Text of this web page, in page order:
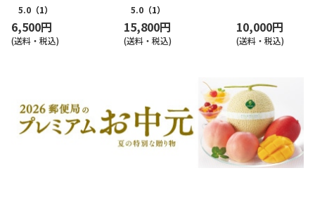
5.0 （1）
6,500円
(送料・税込)
5.0 （1）
15,800円
(送料・税込)
10,000円
(送料・税込)